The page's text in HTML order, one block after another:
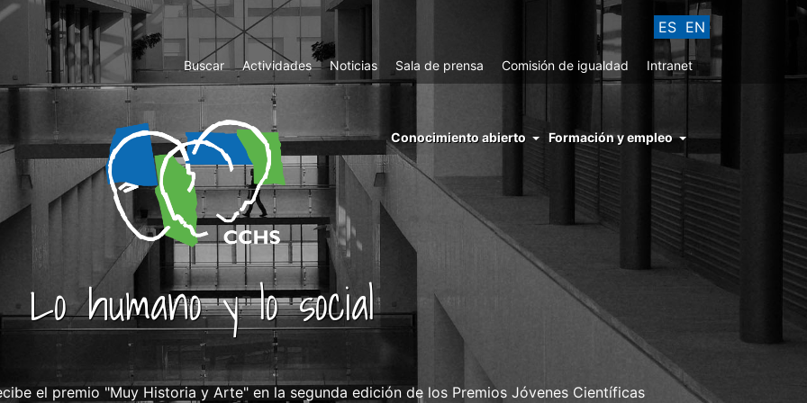
ES EN
Top
Menu
Buscar Actividades Noticias Sala de prensa Comisión de igualdad Intranet
menu
right
cchs
conocimiento
abierto
Conocimiento abierto Formación y empleo
Lo humano y lo social
el premio "Muy Historia y Arte" en la segunda edición de los Premios Jóvenes Científicas